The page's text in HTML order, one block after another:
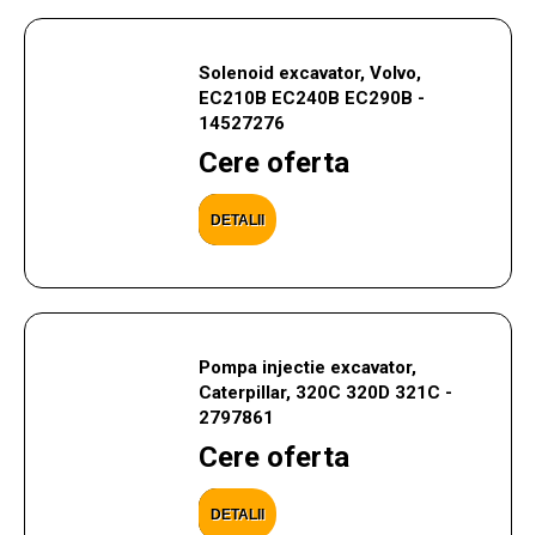
Solenoid excavator, Volvo,
EC210B EC240B EC290B -
14527276
Cere oferta
DETALII
Pompa injectie excavator,
Caterpillar, 320C 320D 321C -
2797861
Cere oferta
DETALII